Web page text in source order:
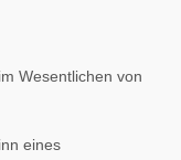
Wesentlichen von
eines